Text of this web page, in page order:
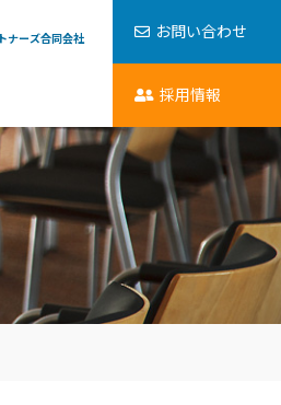
ナーズ合同会社 お問い合わせ
採用情報